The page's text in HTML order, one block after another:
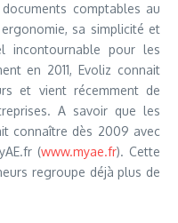
comptables au
sa simplicité et
incontournable pour les
en 2011, Evoliz connait
et vient récemment de
A savoir que les
connaître dès 2009 avec
(www.myae.fr). Cette
regroupe déjà plus de